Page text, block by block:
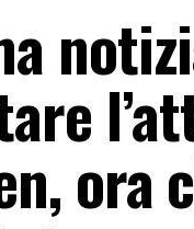
ora